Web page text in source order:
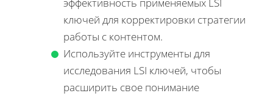
ключей для корректировки стратегии
работы с контентом.
Используйте инструменты для
исследования LSI ключей, чтобы
расширить свое понимание